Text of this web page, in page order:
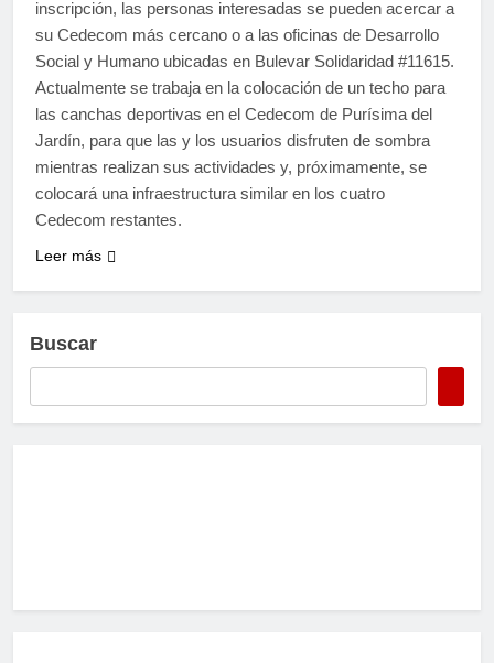
inscripción, las personas interesadas se pueden acercar a
su Cedecom más cercano o a las oficinas de Desarrollo
Social y Humano ubicadas en Bulevar Solidaridad #11615.
Actualmente se trabaja en la colocación de un techo para
las canchas deportivas en el Cedecom de Purísima del
Jardín, para que las y los usuarios disfruten de sombra
mientras realizan sus actividades y, próximamente, se
colocará una infraestructura similar en los cuatro
Cedecom restantes.
Leer más
Buscar